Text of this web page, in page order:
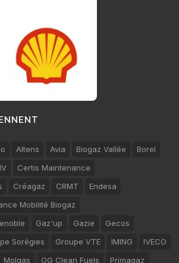
Altens Avia Biogaz Vallée
Borel
Certis Maintenance
Créagaz CRMT
Endesa
Mobilité Biogaz
Gaz'up Gazie
Gecos
Sorégies Groupe VTE IMING
IVECO
Molgas OG Clean Fuels
Primagaz